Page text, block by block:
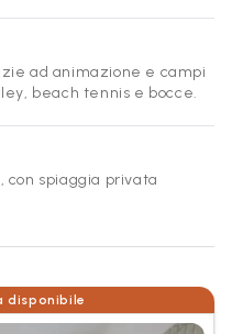
ad animazione e campi
beach tennis e bocce.
con spiaggia privata
disponibile